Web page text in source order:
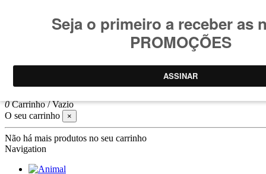
Consultecondições promoções.
Promoções limitadas ao stock
0 Carrinho /Vazio
O seu carrinho
×
Não há mais produtos no seu carrinho
Navigation